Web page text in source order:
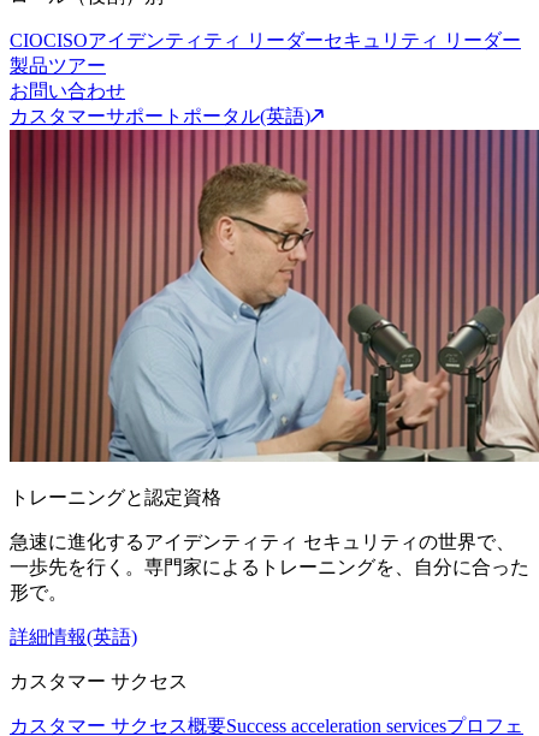
CIOCISOアイデンティティ リーダーセキュリティ リーダー
製品ツアー
お問い合わせ
カスタマーサポートポータル(英語)
トレーニングと認定資格
急速に進化するアイデンティティ セキュリティの世界で、
一歩先を行く。専門家によるトレーニングを、自分に合った
形で。
詳細情報(英語)
カスタマー サクセス
カスタマー サクセス概要Success acceleration servicesプロフェ